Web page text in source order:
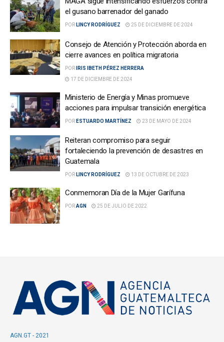
el gusano barrenador del ganado
POR LINCY RODRÍGUEZ 25 DE DICIEMBRE DE 2024
Consejo de Atención y Protección aborda en
cierre avances en política migratoria
POR
IRIS IBETH PÉREZ HERRERA
17 DE DICIEMBRE DE 2024
Ministerio de Energía y Minas promueve
acciones para impulsar transición energética
POR ESTUARDO MARTÍNEZ 23 DE MAYO DE 2024
Reiteran compromiso para seguir
fortaleciendo la prevención de desastres en
Guatemala
POR LINCY RODRÍGUEZ 13 DE OCTUBRE DE 2023
Conmemoran Día de la Mujer Garífuna
PORAGN 25 DE JULIO DE 2022
AGN.GT - 2021